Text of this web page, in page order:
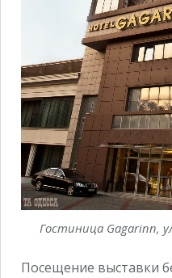
Гостиница Gagarinn,
Посещение выставки